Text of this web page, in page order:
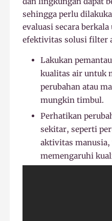
sehingga perlu
evaluasi secara
efektivitas solusi filter
Lakukan
kualitas air untuk
perubahan atau
mungkin timbul.
Perhatikan
sekitar, seperti
aktivitas manusia,
memengaruhi